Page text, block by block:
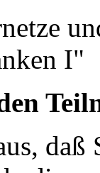
I"